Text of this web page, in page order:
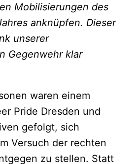
Mobilisierungen des
anknüpfen. Dieser
unserer
Gegenwehr klar
waren einem
Pride Dresden und
gefolgt, sich
Versuch der rechten
zu stellen. Statt